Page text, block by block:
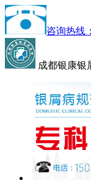
咨询热线
成都银康银